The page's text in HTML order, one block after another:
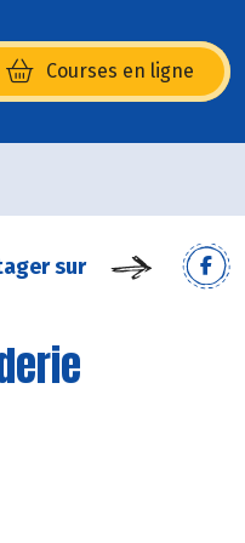
Courses en ligne
sur